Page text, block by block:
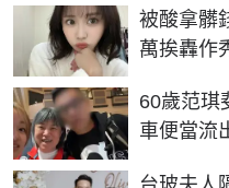
被酸拿髒
萬挨轟作
60歲范琪
車便當流